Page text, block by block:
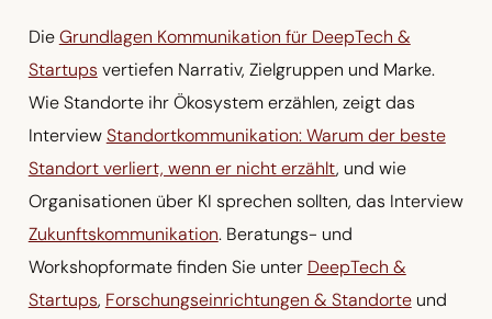
DieGrundlagen Kommunikation für DeepTech &
Startups vertiefen Narrativ, Zielgruppen und Marke.
Wie Standorte ihr Ökosystem erzählen, zeigt das
InterviewStandortkommunikation: Warum der beste
Standort verliert, wenn er nicht erzählt, und wie
Organisationen über KI sprechen sollten, das Interview
Zukunftskommunikation. Beratungs- und
Workshopformate finden Sie unter DeepTech &
Startups, Forschungseinrichtungen & Standorteund